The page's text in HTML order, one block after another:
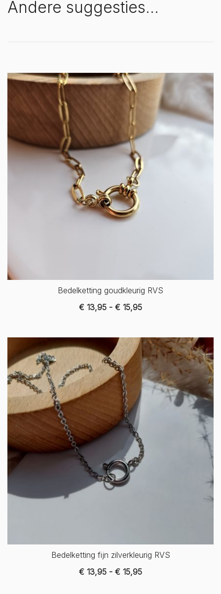
Andere suggesties…
Bedelketting goudkleurig RVS
€ 13,95 - € 15,95Prijsklasse:
€ 15,95
Bedelketting fijn zilverkleurig RVS
€ 13,95 - € 15,95Prijsklasse: